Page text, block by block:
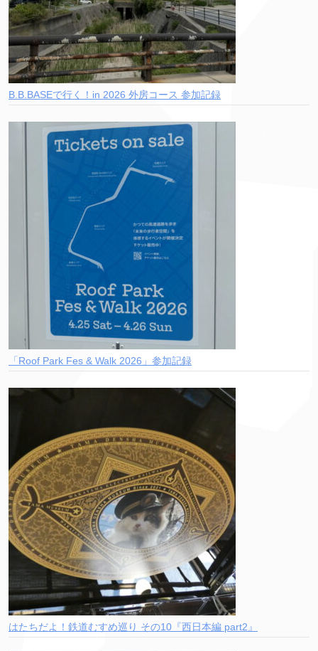
B.B.BASEで行く！in 2026 外房コース 参加記録
「Roof Park Fes & Walk 2026」参加記録
はたちだよ！鉄道むすめ巡り その10『西日本編 part2』